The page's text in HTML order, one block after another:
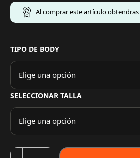
Al comprar este artículo obtendras
TIPO DE BODY
SELECCIONAR TALLA